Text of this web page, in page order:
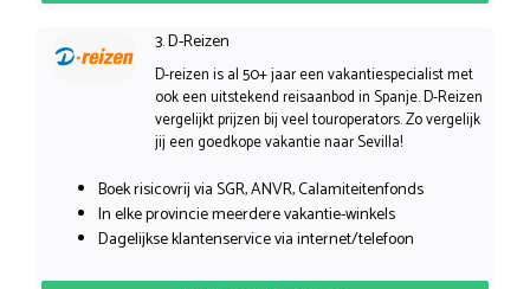
3. D-Reizen
D-reizen is al 50+ jaar een vakantiespecialist met
ook een uitstekend reisaanbod in Spanje. D-Reizen
vergelijkt prijzen bij veel touroperators. Zo vergelijk
jij een goedkope vakantie naar Sevilla!
Boek risicovrij via SGR, ANVR, Calamiteitenfonds
In elke provincie meerdere vakantie-winkels
Dagelijkse klantenservice via internet/telefoon